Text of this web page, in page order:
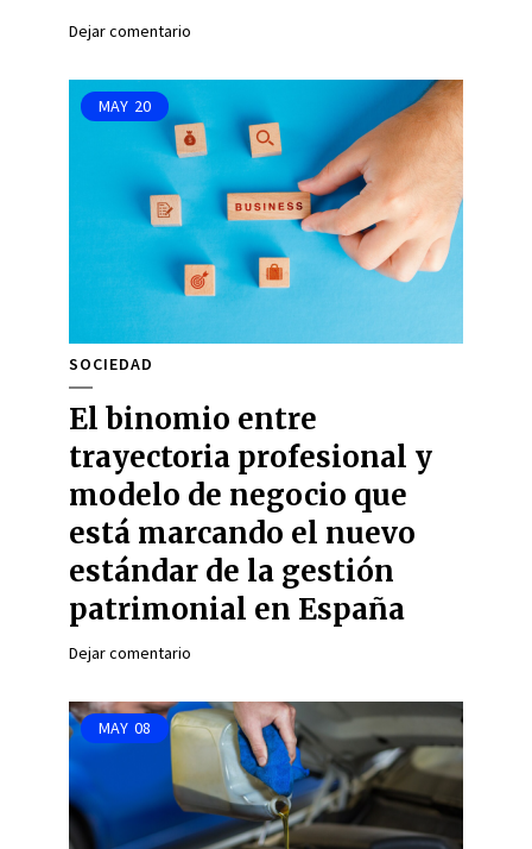
Dejar comentario
MAY 20
SOCIEDAD
El binomio entre
trayectoria profesional y
modelo de negocio que
está marcando el nuevo
estándar de la gestión
patrimonial en España
Dejar comentario
MAY 08